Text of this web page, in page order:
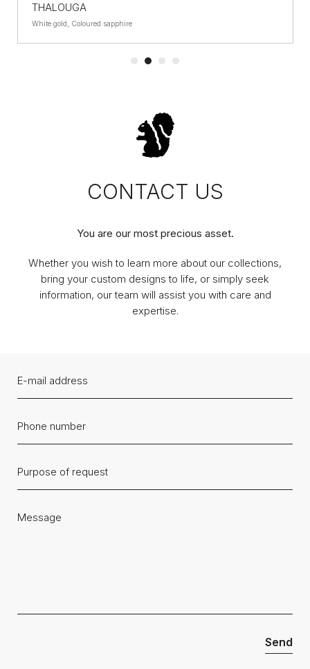
THALOUGA
White gold, Coloured sapphire
CONTACT US
You are our most precious asset.
Whether you wish to learn more about our collections,
bring your custom designs to life, or simply seek
information, our team will assist you with care and
expertise.